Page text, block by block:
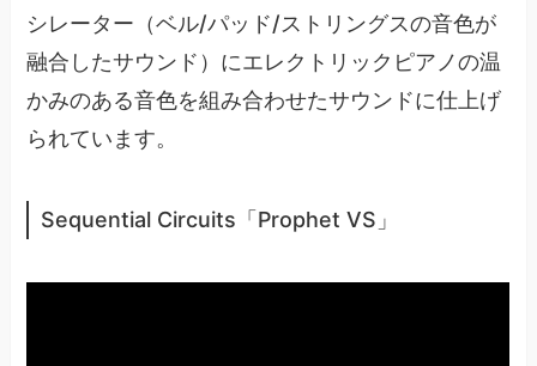
シレーター（ベル/パッド/ストリングスの音色が
融合したサウンド）にエレクトリックピアノの温
かみのある音色を組み合わせたサウンドに仕上げ
られています。
Sequential Circuits「Prophet VS」